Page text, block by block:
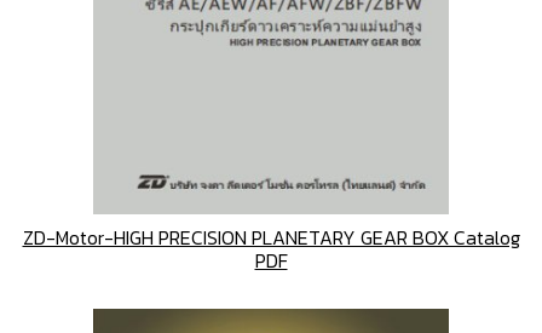
ZD-Motor-HIGH PRECISION PLANETARY GEAR BOX Catalog
PDF